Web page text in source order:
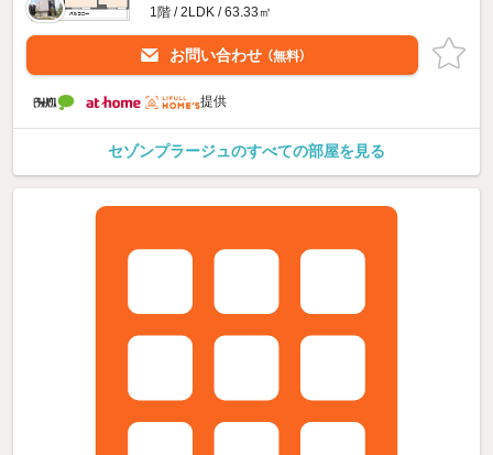
1階 / 2LDK / 63.33㎡
お問い合わせ （無料）
提供
セゾンプラージュのすべての部屋を見る